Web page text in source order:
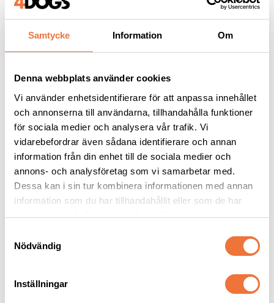
Samtycke Information Om
Denna webbplats använder cookies
Vi använder enhetsidentifierare för att anpassa innehållet
och annonserna till användarna, tillhandahålla funktioner
för sociala medier och analysera vår trafik. Vi
vidarebefordrar även sådana identifierare och annan
information från din enhet till de sociala medier och
annons- och analysföretag som vi samarbetar med.
Dessa kan i sin tur kombinera informationen med annan
information som du har tillhandahållit eller som de har
samlat in när du har använt deras tjänster.
Nödvändig
Inställningar
sladdlös klippmaskin
Levereras med 2 batterier och skär #10